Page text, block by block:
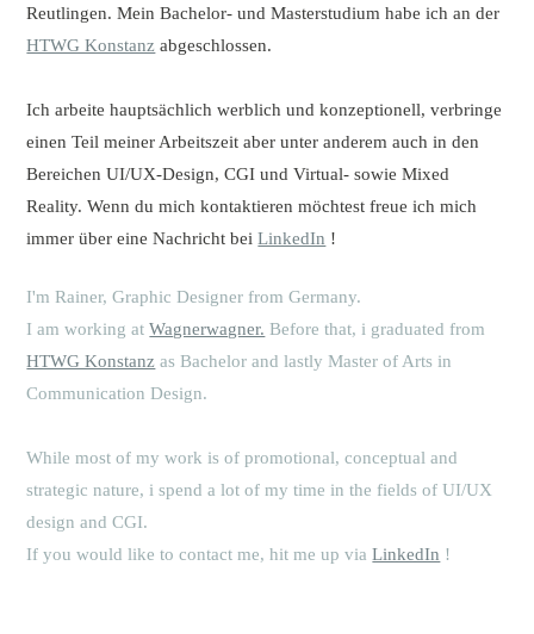
Reutlingen. Mein Bachelor- und Masterstudium habe ich an der
HTWG Konstanz abgeschlossen.
Ich arbeite hauptsächlich werblich und konzeptionell, verbringe
einen Teil meiner Arbeitszeit aber unter anderem auch in den
Bereichen UI/UX-Design, CGI und Virtual- sowie Mixed
Reality. Wenn du mich kontaktieren möchtest freue ich mich
immer über eine Nachricht beiLinkedIn !
I'm Rainer, Graphic Designer from Germany.
I am working atWagnerwagner. Before that, i graduated from
HTWG Konstanz as Bachelor and lastly Master of Arts in
Communication Design.
While most of my work is of promotional, conceptual and
strategic nature, i spend a lot of my time in the fields of UI/UX
design and CGI.
If you would like to contact me, ­hit me up viaLinkedIn !